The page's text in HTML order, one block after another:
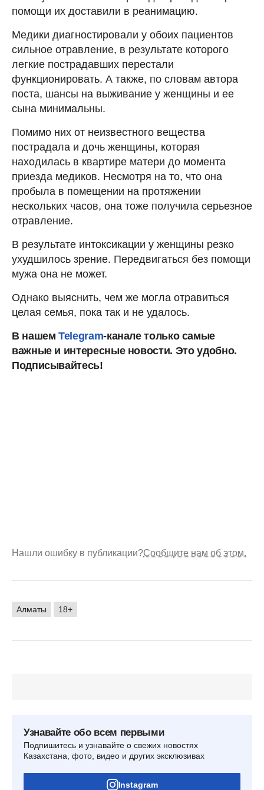
помощи их доставили в реанимацию.
Медики диагностировали у обоих пациентов
сильное отравление, в результате которого
легкие пострадавших перестали
функционировать. А также, по словам автора
поста, шансы на выживание у женщины и ее
сына минимальны.
Помимо них от неизвестного вещества
пострадала и дочь женщины, которая
находилась в квартире матери до момента
приезда медиков. Несмотря на то, что она
пробыла в помещении на протяжении
нескольких часов, она тоже получила серьезное
отравление.
В результате интоксикации у женщины резко
ухудшилось зрение. Передвигаться без помощи
мужа она не может.
Однако выяснить, чем же могла отравиться
целая семья, пока так и не удалось.
В нашемTelegram-канале только самые
важные и интересные новости. Это удобно.
Подписывайтесь!
Нашли ошибку в публикации?Сообщите нам об этом.
Алматы 18+
Узнавайте обо всем первыми
Подпишитесь и узнавайте о свежих новостях
Казахстана, фото, видео и других эксклюзивах
Instagram